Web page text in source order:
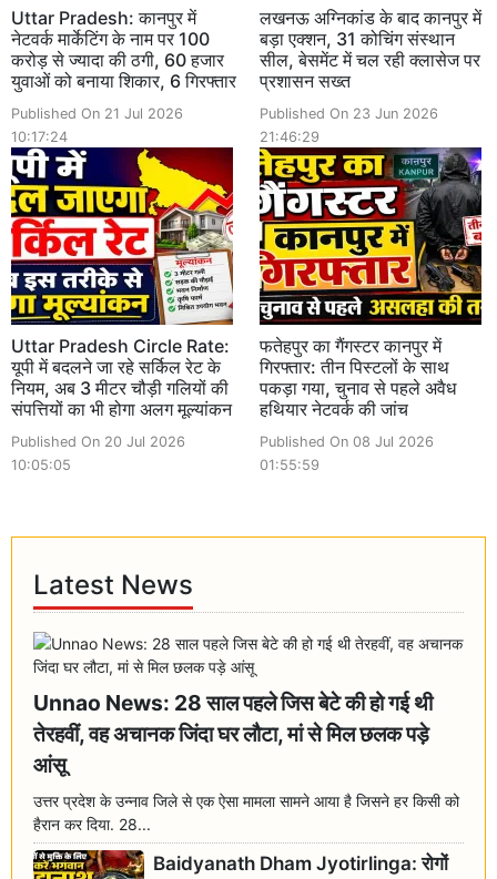
Uttar Pradesh: कानपुर में
नेटवर्क मार्केटिंग के नाम पर 100
करोड़ से ज्यादा की ठगी, 60 हजार
युवाओं को बनाया शिकार, 6 गिरफ्तार
Published On 21 Jul 2026
10:17:24
लखनऊ अग्निकांड के बाद कानपुर में
बड़ा एक्शन, 31 कोचिंग संस्थान
सील, बेसमेंट में चल रही क्लासेज पर
प्रशासन सख्त
Published On 23 Jun 2026
21:46:29
Uttar Pradesh Circle Rate:
यूपी में बदलने जा रहे सर्किल रेट के
नियम, अब 3 मीटर चौड़ी गलियों की
संपत्तियों का भी होगा अलग मूल्यांकन
Published On 20 Jul 2026
10:05:05
फतेहपुर का गैंगस्टर कानपुर में
गिरफ्तार: तीन पिस्टलों के साथ
पकड़ा गया, चुनाव से पहले अवैध
हथियार नेटवर्क की जांच
Published On 08 Jul 2026
01:55:59
Latest News
Unnao News: 28 साल पहले जिस बेटे की हो गई थी
तेरहवीं, वह अचानक जिंदा घर लौटा, मां से मिल छलक पड़े
आंसू
उत्तर प्रदेश के उन्नाव जिले से एक ऐसा मामला सामने आया है जिसने हर किसी को
हैरान कर दिया. 28...
Baidyanath Dham Jyotirlinga: रोगों